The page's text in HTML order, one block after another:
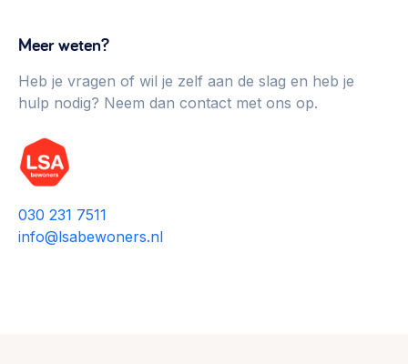
Meer weten?
Heb je vragen of wil je zelf aan de slag en heb je
hulp nodig? Neem dan contact met ons op.
030 231 7511
info@lsabewoners.nl